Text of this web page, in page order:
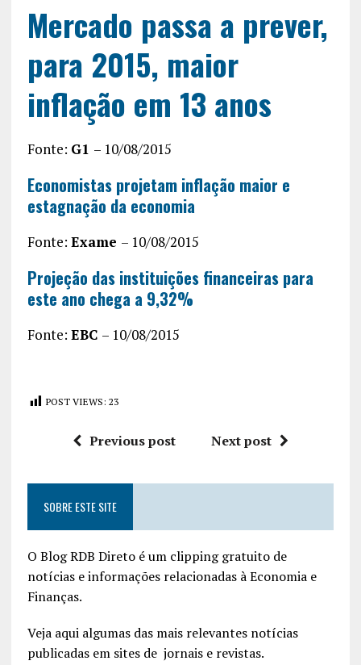
Mercado passa a prever,
para 2015, maior
inflação em 13 anos
Fonte: G1 – 10/08/2015
Economistas projetam inflação maior e
estagnação da economia
Fonte: Exame – 10/08/2015
Projeção das instituições financeiras para
este ano chega a 9,32%
Fonte: EBC – 10/08/2015
POST VIEWS: 23
Previous post Next post
SOBRE ESTE SITE
O Blog RDB Direto é um clipping gratuito de
notícias e informações relacionadas à Economia e
Finanças.
Veja aqui algumas das mais relevantes notícias
publicadas em sites de jornais e revistas.